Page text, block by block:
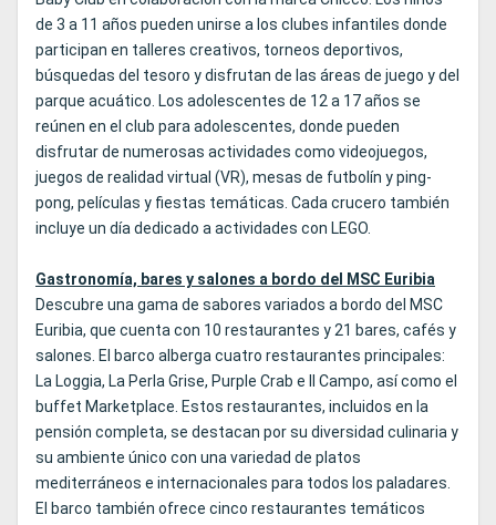
de 3 a 11 años pueden unirse a los clubes infantiles donde
participan en talleres creativos, torneos deportivos,
búsquedas del tesoro y disfrutan de las áreas de juego y del
parque acuático. Los adolescentes de 12 a 17 años se
reúnen en el club para adolescentes, donde pueden
disfrutar de numerosas actividades como videojuegos,
juegos de realidad virtual (VR), mesas de futbolín y ping-
pong, películas y fiestas temáticas. Cada crucero también
incluye un día dedicado a actividades con LEGO.
Gastronomía, bares y salones a bordo del MSC Euribia
Descubre una gama de sabores variados a bordo del MSC
Euribia, que cuenta con 10 restaurantes y 21 bares, cafés y
salones. El barco alberga cuatro restaurantes principales:
La Loggia, La Perla Grise, Purple Crab e Il Campo, así como el
buffet Marketplace. Estos restaurantes, incluidos en la
pensión completa, se destacan por su diversidad culinaria y
su ambiente único con una variedad de platos
mediterráneos e internacionales para todos los paladares.
El barco también ofrece cinco restaurantes temáticos